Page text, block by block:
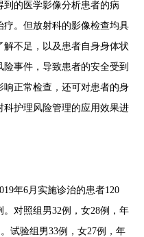
的医学影像分析患者的病
。但放射科的影像检查均具
不足，以及患者自身身体状
事件，导致患者的安全受到
正常检查，还可对患者的身
护理风险管理的应用效果进
年6月实施诊治的患者120
对照组男32例，女28例，年
试验组男33例，女27例，年